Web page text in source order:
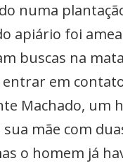
numa
apiário foi
buscas na
em
Machado,
mãe com
o homem já